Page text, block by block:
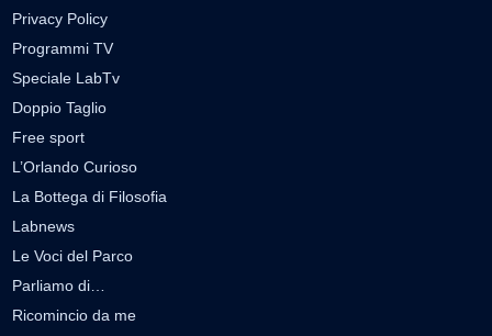
Privacy Policy
Programmi TV
Speciale LabTv
Doppio Taglio
Free sport
L’Orlando Curioso
La Bottega di Filosofia
Labnews
Le Voci del Parco
Parliamo di…
Ricomincio da me